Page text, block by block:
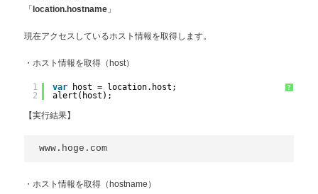
「 location.hostname 」
現在アクセスしているホスト情報を取得します。
・ホスト情報を取得（host）
?
1
2
var
host = location.host;
alert(host);
【実行結果】
www.hoge.com
・ホスト情報を取得（hostname）